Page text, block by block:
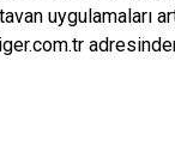
uygulamaları